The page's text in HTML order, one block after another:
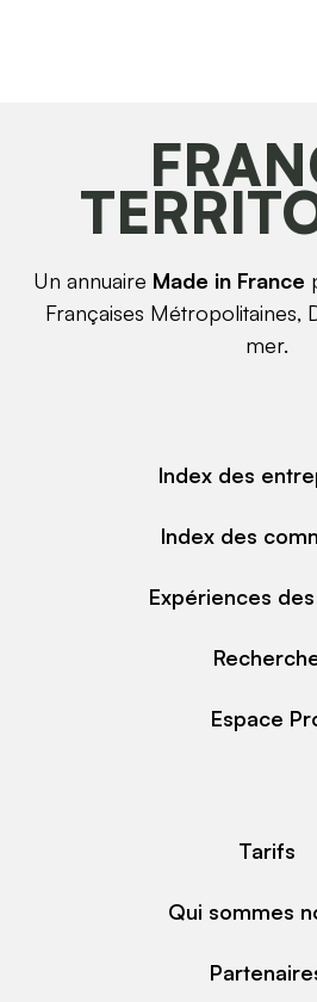
Un annuaire Made in France
Françaises
mer.
Index des
Index des
Expériences
Espace
Tarifs
Qui sommes